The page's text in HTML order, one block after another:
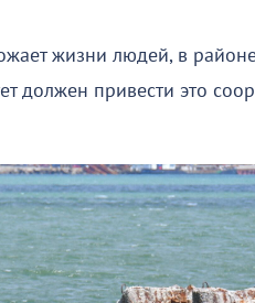
жизни людей, в
должен привести это